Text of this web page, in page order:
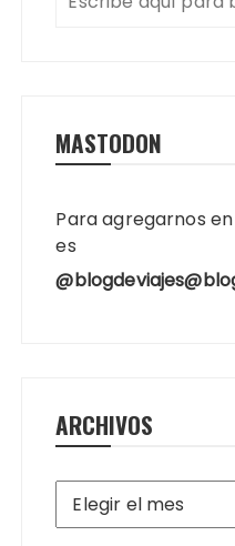
MASTODON
Para agregarnos
es
ARCHIVOS
Archivos